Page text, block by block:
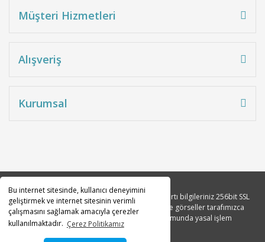
Bu internet sitesinde, kullanıcı deneyimini
geliştirmek ve internet sitesinin verimli
çalışmasını sağlamak amacıyla çerezler
kullanılmaktadır. Çerez Politikamız
Müşteri Hizmetleri
Alışveriş
Kurumsal
Copyright 2010© Tüm hakları saklıdır. Kredi kartı bilgileriniz 256bit SSL
sertifikası ile korunmaktadır. Tüm açıklama ve görseller tarafımızca
tasarlanmıştır. İzinsiz kopyalanması durumunda yasal işlem
başlatılacaktır.